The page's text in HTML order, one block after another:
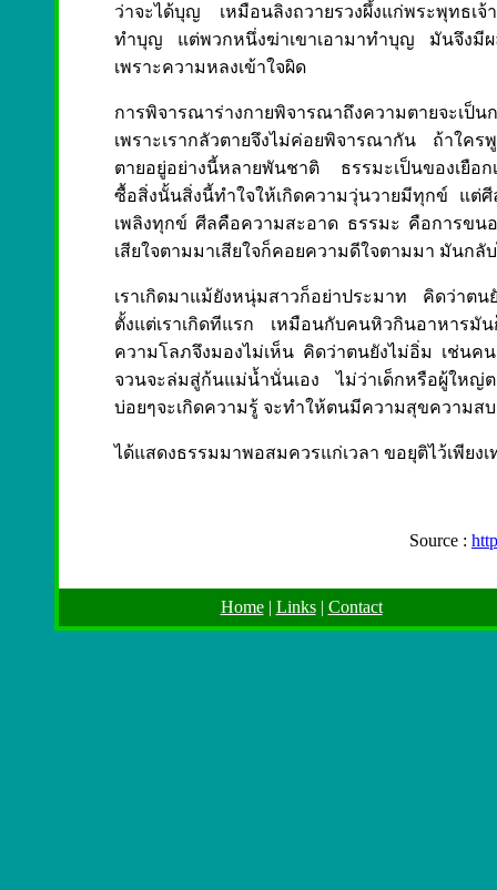
ว่าจะได้บุญ เหมือนลิงถวายรวงผึ้งแก่พระพุทธ
ทำบุญ แต่พวกหนึ่งฆ่าเขาเอามาทำบุญ มันจึงมี
เพราะความหลงเข้าใจผิด
การพิจารณาร่างกายพิจารณาถึงความตายจะเป็
เพราะเรากลัวตายจึงไม่ค่อยพิจารณากัน ถ้าใค
ตายอยู่อย่างนี้หลายพันชาติ ธรรมะเป็นของเยือ
ซื้อสิ่งนั้นสิ่งนี้ทำใจให้เกิดความวุ่นวายมีทุกข์ แต่
เพลิงทุกข์ ศีลคือความสะอาด ธรรมะ คือการขน
เสียใจตามมาเสียใจก็คอยความดีใจตามมา มันกลั
เราเกิดมาแม้ยังหนุ่มสาวก็อย่าประมาท คิดว่าต
ตั้งแต่เราเกิดทีแรก เหมือนกับคนหิวกินอาหาร
ความโลภจึงมองไม่เห็น คิดว่าตนยังไม่อิ่ม เช่นค
จวนจะล่มสู่ก้นแม่น้ำนั่นเอง ไม่ว่าเด็กหรือผู้ใหญ่
บ่อยๆจะเกิดความรู้ จะทำให้ตนมีความสุขความส
ได้แสดงธรรมมาพอสมควรแก่เวลา ขอยุติไว้เพียงเ
Source :
Home| Links| Contact